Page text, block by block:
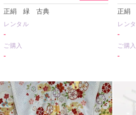
正絹 緑 古典
レンタル
-
ご購入
-
正絹
レン
-
ご購入
-